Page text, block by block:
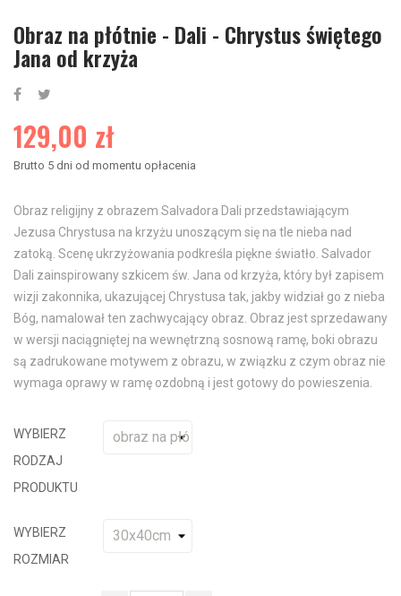
Obraz na płótnie - Dali - Chrystus świętego
Jana od krzyża
129,00 zł
Brutto 5 dni od momentu opłacenia
Obraz religijny z obrazem Salvadora Dali przedstawiającym
Jezusa Chrystusa na krzyżu unoszącym się na tle nieba nad
zatoką. Scenę ukrzyżowania podkreśla piękne światło. Salvador
Dali zainspirowany szkicem św. Jana od krzyża, który był zapisem
wizji zakonnika, ukazującej Chrystusa tak, jakby widział go z nieba
Bóg, namalował ten zachwycający obraz. Obraz jest sprzedawany
w wersji naciągniętej na wewnętrzną sosnową ramę, boki obrazu
są zadrukowane motywem z obrazu, w związku z czym obraz nie
wymaga oprawy w ramę ozdobną i jest gotowy do powieszenia.
WYBIERZ
RODZAJ
PRODUKTU
WYBIERZ
ROZMIAR